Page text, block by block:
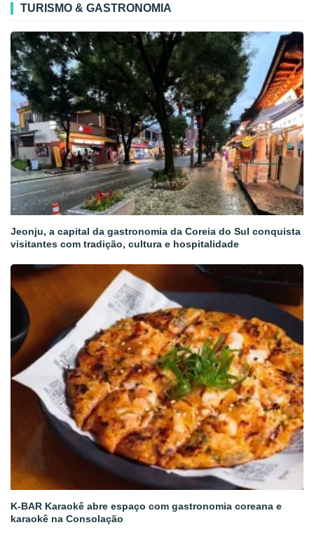
TURISMO & GASTRONOMIA
Jeonju, a capital da gastronomia da Coreia do Sul conquista
visitantes com tradição, cultura e hospitalidade
K-BAR Karaokê abre espaço com gastronomia coreana e
karaokê na Consolação